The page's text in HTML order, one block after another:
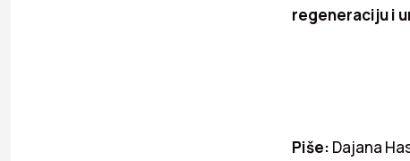
regeneraciju i
Piše: Dajana